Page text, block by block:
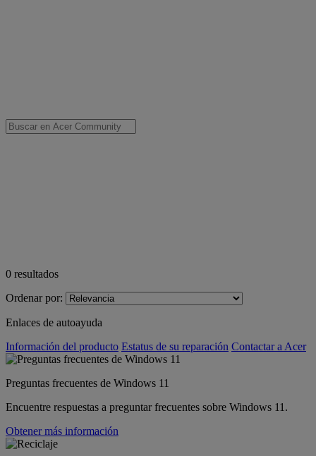
0 resultados
Ordenar por:
Enlaces de autoayuda
Información del producto Estatus de su reparación Contactar a Acer
Preguntas frecuentes de Windows 11
Encuentre respuestas a preguntar frecuentes sobre Windows 11.
Obtener más información